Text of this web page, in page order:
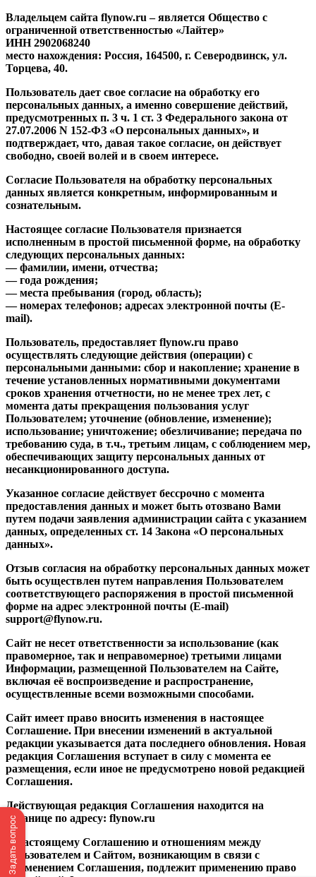
Владельцем сайта flynow.ru – является Общество с
ограниченной ответственностью «Лайтер»
ИНН 2902068240
место нахождения: Россия, 164500, г. Северодвинск, ул.
Торцева, 40.
Пользователь дает свое согласие на обработку его
персональных данных, а именно совершение действий,
предусмотренных п. 3 ч. 1 ст. 3 Федерального закона от
27.07.2006 N 152-ФЗ «О персональных данных», и
подтверждает, что, давая такое согласие, он действует
свободно, своей волей и в своем интересе.
Согласие Пользователя на обработку персональных
данных является конкретным, информированным и
сознательным.
Настоящее согласие Пользователя признается
исполненным в простой письменной форме, на обработку
следующих персональных данных:
— фамилии, имени, отчества;
— года рождения;
— места пребывания (город, область);
— номерах телефонов; адресах электронной почты (E-
mail).
Пользователь, предоставляет flynow.ru право
осуществлять следующие действия (операции) с
персональными данными: сбор и накопление; хранение в
течение установленных нормативными документами
сроков хранения отчетности, но не менее трех лет, с
момента даты прекращения пользования услуг
Пользователем; уточнение (обновление, изменение);
использование; уничтожение; обезличивание; передача по
требованию суда, в т.ч., третьим лицам, с соблюдением мер,
обеспечивающих защиту персональных данных от
несанкционированного доступа.
Указанное согласие действует бессрочно с момента
предоставления данных и может быть отозвано Вами
путем подачи заявления администрации сайта с указанием
данных, определенных ст. 14 Закона «О персональных
данных».
Отзыв согласия на обработку персональных данных может
быть осуществлен путем направления Пользователем
соответствующего распоряжения в простой письменной
форме на адрес электронной почты (E-mail)
support@flynow.ru.
Сайт не несет ответственности за использование (как
правомерное, так и неправомерное) третьими лицами
Информации, размещенной Пользователем на Сайте,
включая её воспроизведение и распространение,
осуществленные всеми возможными способами.
Сайт имеет право вносить изменения в настоящее
Соглашение. При внесении изменений в актуальной
редакции указывается дата последнего обновления. Новая
редакция Соглашения вступает в силу с момента ее
размещения, если иное не предусмотрено новой редакцией
Соглашения.
Действующая редакция Соглашения находится на
странице по адресу: flynow.ru
К настоящему Соглашению и отношениям между
пользователем и Сайтом, возникающим в связи с
применением Соглашения, подлежит применению право
Задать вопрос